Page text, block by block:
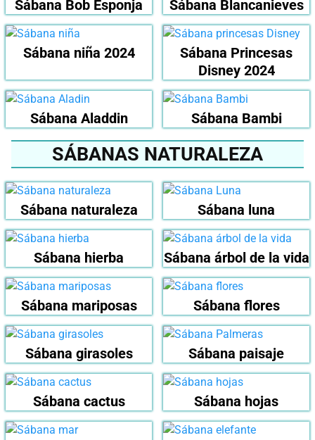
Sábana Bob Esponja Sábana Blancanieves
Sábana niña 2024
Sábana Princesas
Disney 2024
Sábana Aladdin Sábana Bambi
SÁBANAS NATURALEZA
Sábana naturaleza Sábana luna
Sábana hierba Sábana árbol de la vida
Sábana mariposas Sábana flores
Sábana girasoles Sábana paisaje
Sábana cactus Sábana hojas